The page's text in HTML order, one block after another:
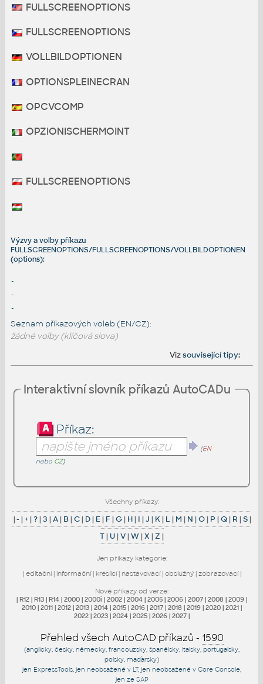
FULLSCREENOPTIONS
FULLSCREENOPTIONS
VOLLBILDOPTIONEN
OPTIONSPLEINECRAN
OPCVCOMP
OPZIONISCHERMOINT
FULLSCREENOPTIONS
Výzvy a volby příkazu
FULLSCREENOPTIONS/FULLSCREENOPTIONS/VOLLBILDOPTIONEN
(options):
-
-
-
Seznam příkazových voleb (EN/CZ):
žádné volby (klíčová slova)
Vizsouvisející tipy:
Interaktivní slovník příkazů AutoCADu
Příkaz:
(EN
nebo CZ)
Všechny příkazy:
|- |+|?|3 |A| B|C| D| E| F |G| H| I |J | K| L | M | N |O| P |Q| R |S|
T| U|V|W|X |Z |
Jen příkazy kategorie:
| editační| informační| kreslicí| nastavovací| obslužný| zobrazovací|
Nové příkazy od verze:
| R12 | R13 | R14 | 2000 | 2000i | 2002 | 2004 | 2005 | 2006 | 2007 | 2008 | 2009 |
2010 | 2011 | 2012 | 2013 | 2014 | 2015 | 2016 | 2017 | 2018 | 2019 | 2020 | 2021 |
2022 | 2023 | 2024 | 2025 | 2026 | 2027 |
Přehled všech AutoCAD příkazů - 1590
(anglicky, česky, německy, francouzsky, španělsky, italsky, portugalsky,
polsky, maďarsky)
jen ExpressTools , jen neobsažené v LT, jen neobsažené v Core Console
jen ze SAP